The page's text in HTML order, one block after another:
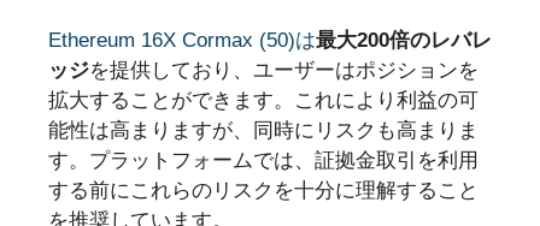
Ethereum 16X Cormax (50)は最大200倍のレバレ
ッジを提供しており、ユーザーはポジションを
拡大することができます。これにより利益の可
能性は高まりますが、同時にリスクも高まりま
す。プラットフォームでは、証拠金取引を利用
する前にこれらのリスクを十分に理解すること
を推奨しています。